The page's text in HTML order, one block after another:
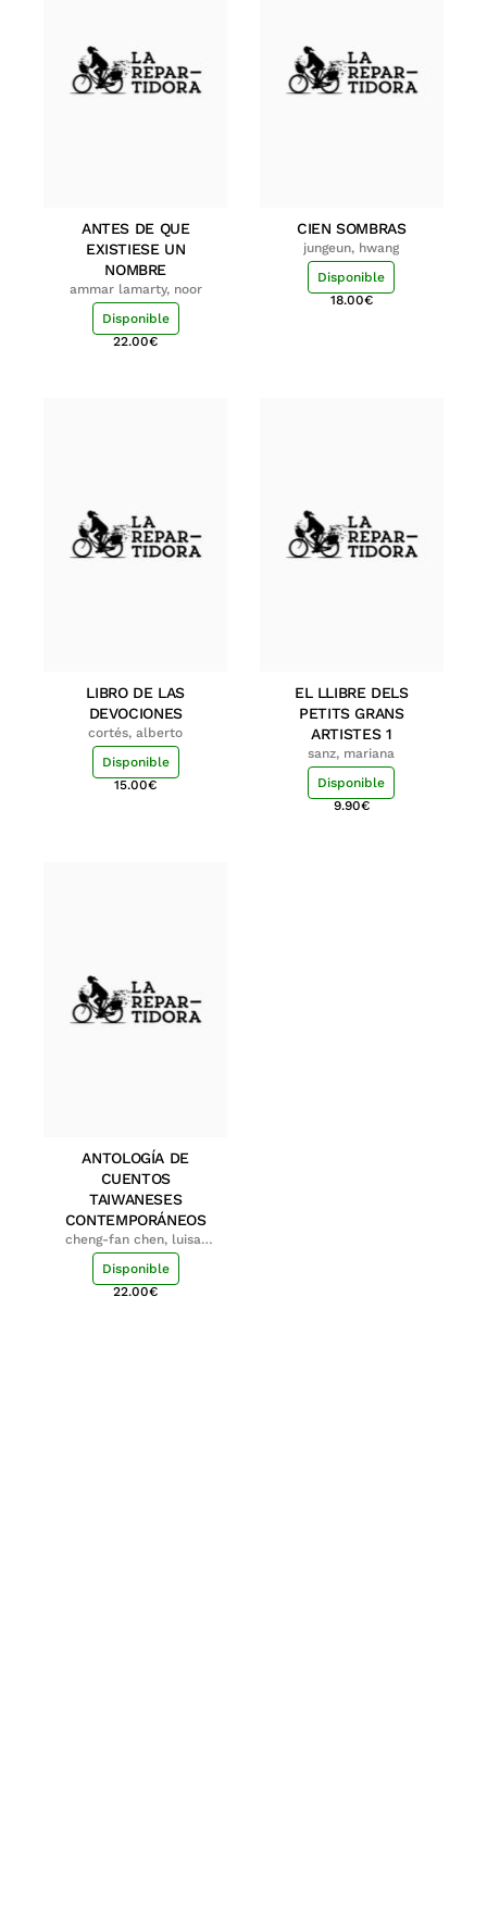
ANTES DE QUE
EXISTIESE UN
NOMBRE
ammar lamarty, noor
Disponible
22.00€
CIEN SOMBRAS
jungeun, hwang
Disponible
18.00€
LIBRO DE LAS
DEVOCIONES
cortés, alberto
Disponible
15.00€
EL LLIBRE DELS
PETITS GRANS
ARTISTES 1
sanz, mariana
Disponible
9.90€
ANTOLOGÍA DE
CUENTOS
TAIWANESES
CONTEMPORÁNEOS
cheng-fan chen, luisa;
shu-ying chang, luisa
Disponible
22.00€